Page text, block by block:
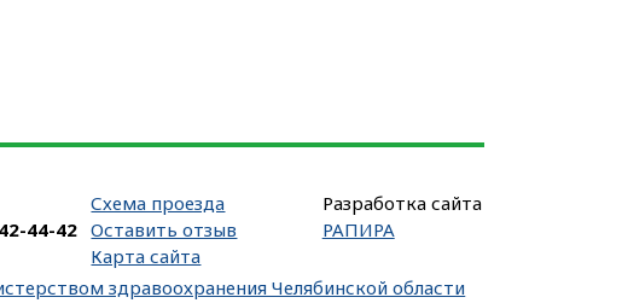
44-42
Схема проезда
Оставить отзыв
Карта сайта
здравоохранения Челябинской области
Разработка сайта
РАПИРА